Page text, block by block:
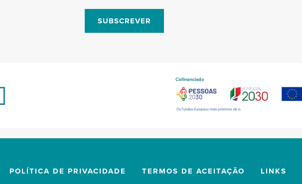
SUBSCREVER
POLÍTICA DE PRIVACIDADE TERMOS DE ACEITAÇÃO LINKS